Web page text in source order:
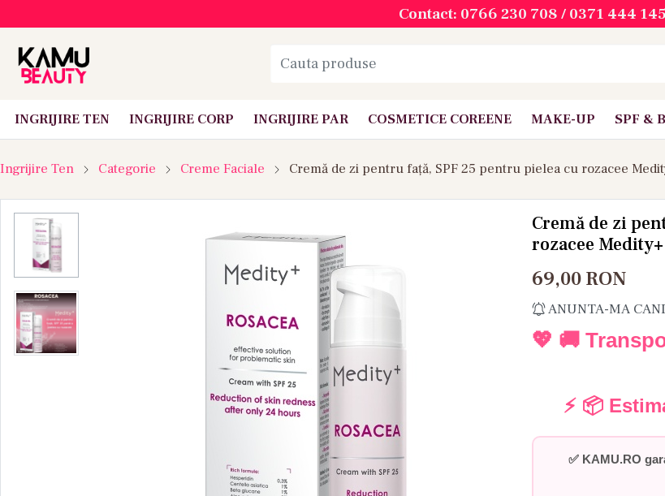
Contact: 0766 230 708 / 0371 444
INGRIJIRE TEN INGRIJIRE CORP INGRIJIRE PAR COSMETICE COREENE MAKE-UP SPF &
Ingrijire Ten Categorie Creme Faciale Cremă de zi pentru față, SPF 25 pentru pielea cu rozacee
Cremă de zi
rozacee Medity+
69,00RON
ANUNTA-MA
💖 🚚
⚡ 📦
✅ KAMU.RO